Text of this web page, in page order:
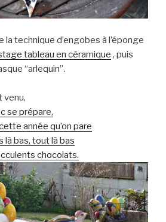
la technique d’engobes à l’éponge
tableau en céramique , puis
“arlequin”.
venu,
se prépare,
année qu’on pare
là bas, tout là bas
chocolats.